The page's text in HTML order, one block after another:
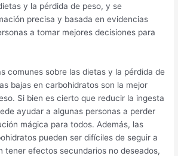
y la pérdida de peso, y se
precisa y basada en evidencias
a tomar mejores decisiones para
comunes sobre las dietas y la pérdida de
bajas en carbohidratos son la mejor
Si bien es cierto que reducir la ingesta
ayudar a algunas personas a perder
mágica para todos. Además, las
pueden ser difíciles de seguir a
tener efectos secundarios no deseados,